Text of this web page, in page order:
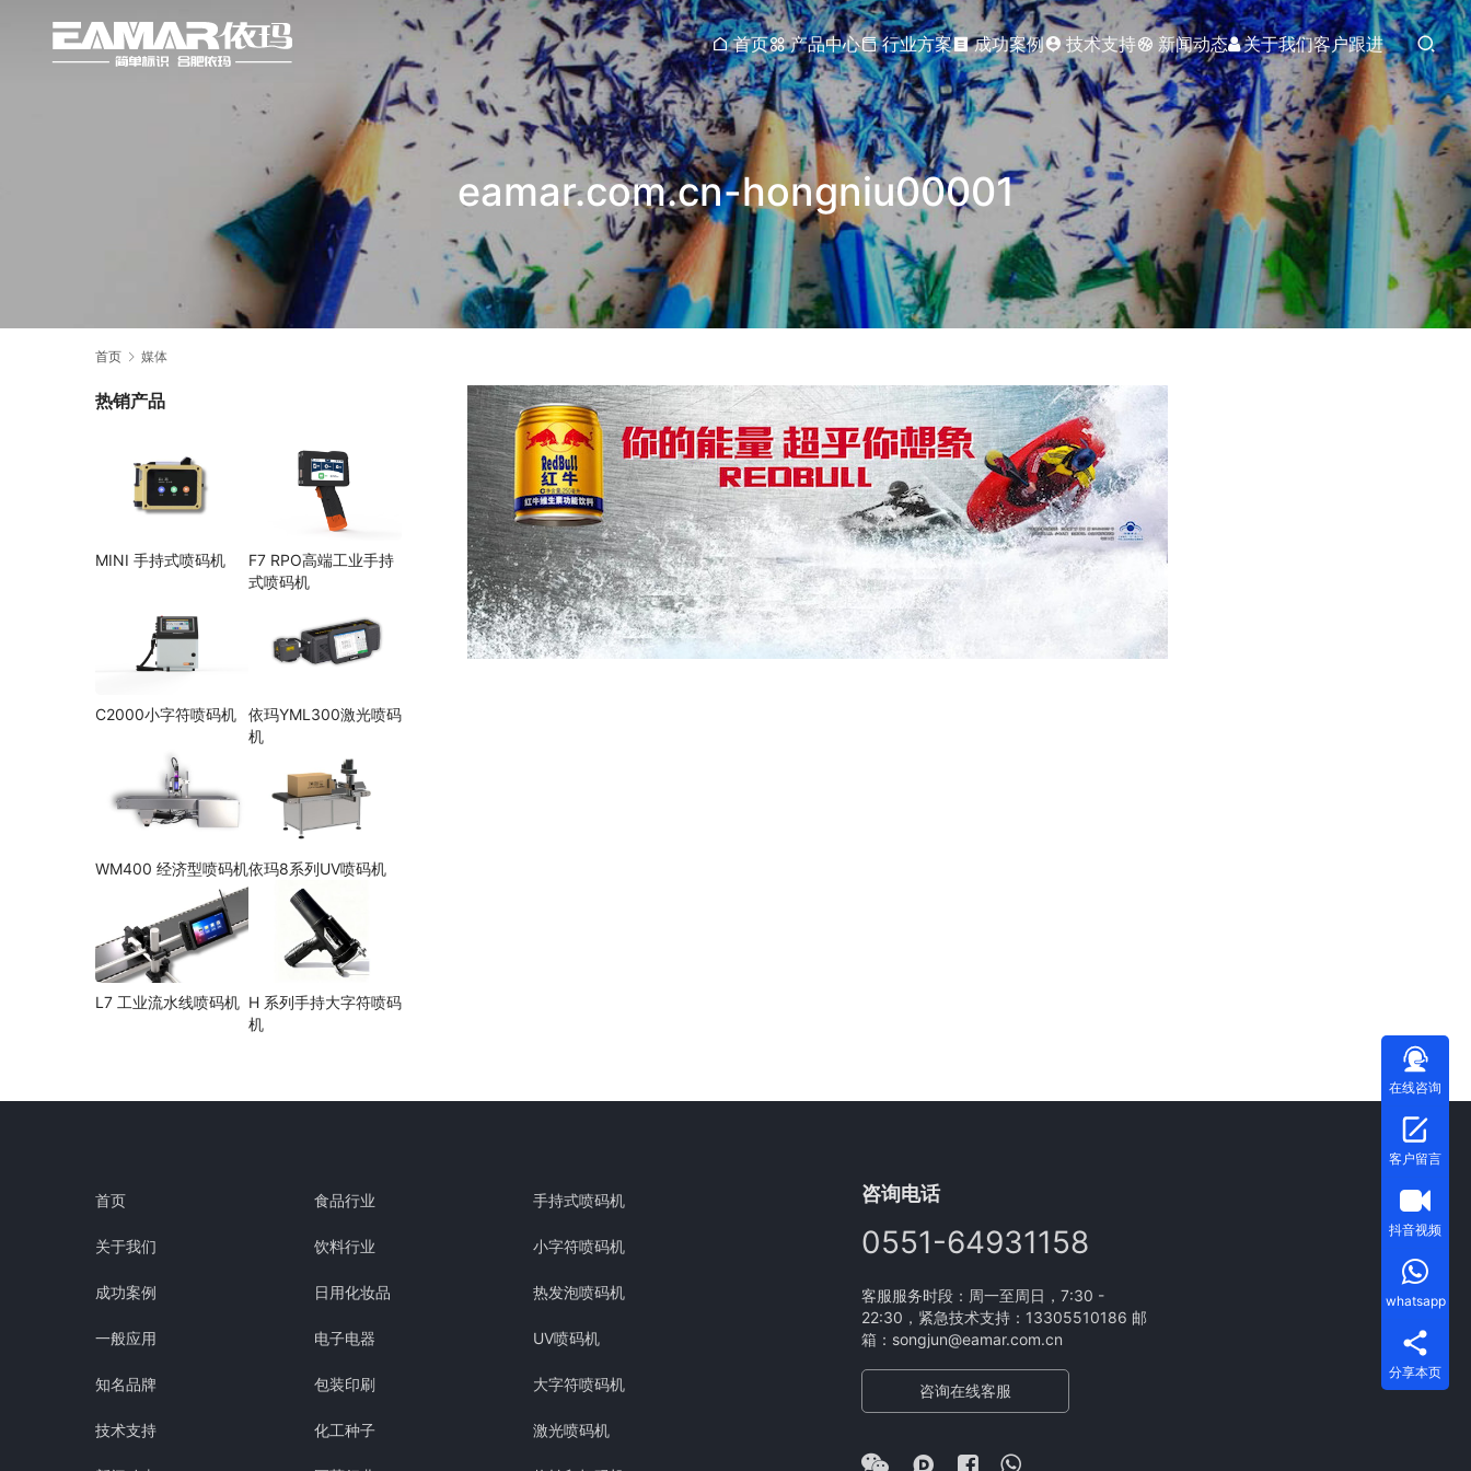
首页 产品中心 行业方案 成功案例 技术支持 新闻动态 关于我们客户跟进
eamar.com.cn-hongniu00001
首页 媒体
热销产品
MINI 手持式喷码机
F7 RPO高端工业手持
式喷码机
C2000小字符喷码机
依玛YML300激光喷码
机
WM400 经济型喷码机依玛8系列UV喷码机
L7 工业流水线喷码机 H 系列手持大字符喷码
机
首页
关于我们
成功案例
一般应用
知名品牌
技术支持
食品行业
饮料行业
日用化妆品
电子电器
包装印刷
化工种子
手持式喷码机
小字符喷码机
热发泡喷码机
UV喷码机
大字符喷码机
激光喷码机
咨询电话
0551-64931158
客服服务时段：周一至周日，7:30 -
22:30，紧急技术支持：13305510186 邮
箱：songjun@eamar.com.cn
咨询在线客服
在线咨询
客户留言
抖音视频
whatsapp
分享本页